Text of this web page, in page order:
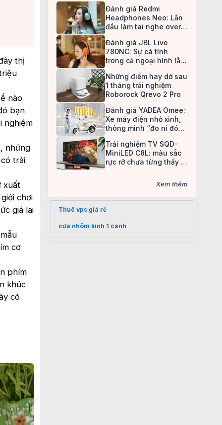
thị
nào
bạn
nghiệm
những
trải
xuất
chơi
giá lại
cơ
phím
khúc
có
Đánh giá Redmi
Headphones Neo: Lần
đầu làm tai nghe over-
an toàn
Đánh giá JBL Live
780NC: Sự cá tính
trong cả ngoại hình lẫn
Những điểm hay dở sau
1 tháng trải nghiệm
Roborock Qrevo 2 Pro
Đánh giá YADEA Omee:
Xe máy điện nhỏ xinh,
thông minh “đo ni đóng
Trải nghiệm TV SQD-
MiniLED C8L: màu sắc
rực rỡ chưa từng thấy ở
Xem thêm
Thuê vps giá rẻ
cửa nhôm kính 1 cánh